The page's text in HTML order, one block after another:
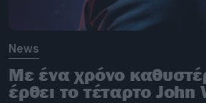
News
Με ένα χρόνο
έρθει το τέταρτο John